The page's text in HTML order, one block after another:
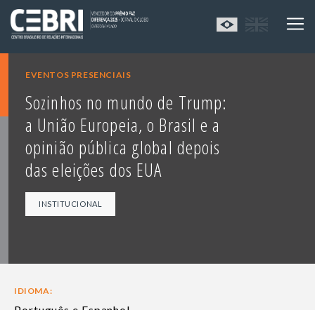
EVENTOS PRESENCIAIS
Sozinhos no mundo de Trump:
a União Europeia, o Brasil e a
opinião pública global depois
das eleições dos EUA
INSTITUCIONAL
IDIOMA: